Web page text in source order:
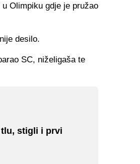
Olimpiku gdje je pružao
desilo.
SC, niželigaša te
tlu, stigli i prvi